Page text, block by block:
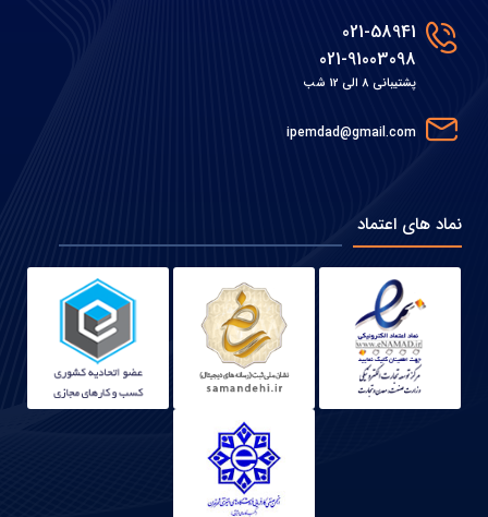
021-58941
021-91003098
پشتیبانی 8 الی 12 شب
ipemdad@gmail.com
نماد های اعتماد